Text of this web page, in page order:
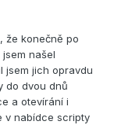
že konečně po
našel
jsem jich opravdu
do dvou dnů
a otevírání i
v nabídce scripty